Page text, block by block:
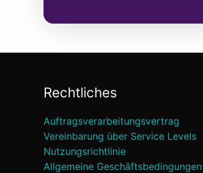
Rechtliches
Auftragsverarbeitungsvertrag
Vereinbarung über Service Levels
Nutzungsrichtlinie
Allgemeine Geschäftsbedingungen